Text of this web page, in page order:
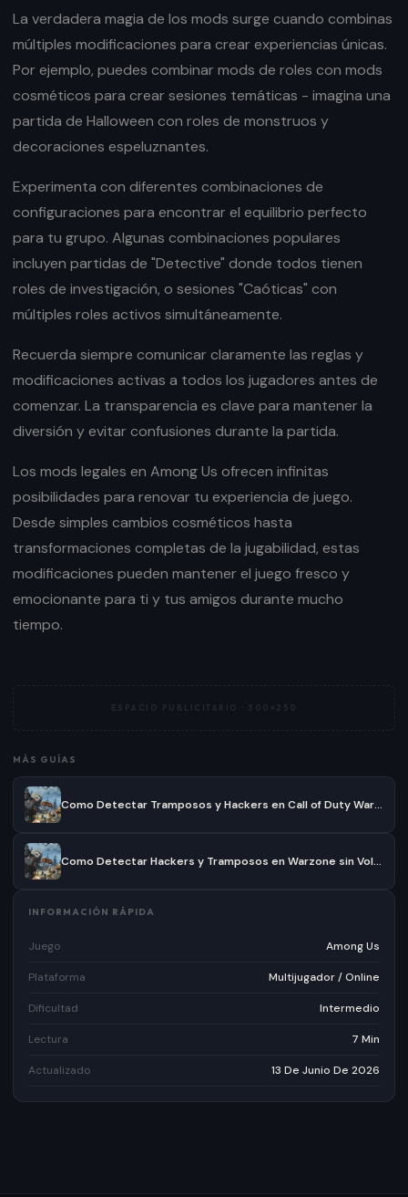
La verdadera magia de los mods surge cuando combinas
múltiples modificaciones para crear experiencias únicas.
Por ejemplo, puedes combinar mods de roles con mods
cosméticos para crear sesiones temáticas - imagina una
partida de Halloween con roles de monstruos y
decoraciones espeluznantes.
Experimenta con diferentes combinaciones de
configuraciones para encontrar el equilibrio perfecto
para tu grupo. Algunas combinaciones populares
incluyen partidas de "Detective" donde todos tienen
roles de investigación, o sesiones "Caóticas" con
múltiples roles activos simultáneamente.
Recuerda siempre comunicar claramente las reglas y
modificaciones activas a todos los jugadores antes de
comenzar. La transparencia es clave para mantener la
diversión y evitar confusiones durante la partida.
Los mods legales en Among Us ofrecen infinitas
posibilidades para renovar tu experiencia de juego.
Desde simples cambios cosméticos hasta
transformaciones completas de la jugabilidad, estas
modificaciones pueden mantener el juego fresco y
emocionante para ti y tus amigos durante mucho
tiempo.
INFORMACIÓN RÁPIDA
Juego Among Us
Plataforma Multijugador / Online
Dificultad Intermedio
Lectura 7 Min
Actualizado 13 De Junio De 2026
ESPACIO PUBLICITARIO · 300×250
MÁS GUÍAS
Como Detectar Tramposos y Hackers en Call of Duty Warzone
Como Detectar Hackers y Tramposos en Warzone sin Volverte Loco